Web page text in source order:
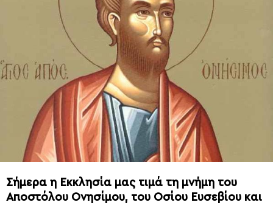
Σήμερα η Εκκλησία μας τιμά τη μνήμη του
Αποστόλου Ονησίμου, του Οσίου Ευσεβίου και